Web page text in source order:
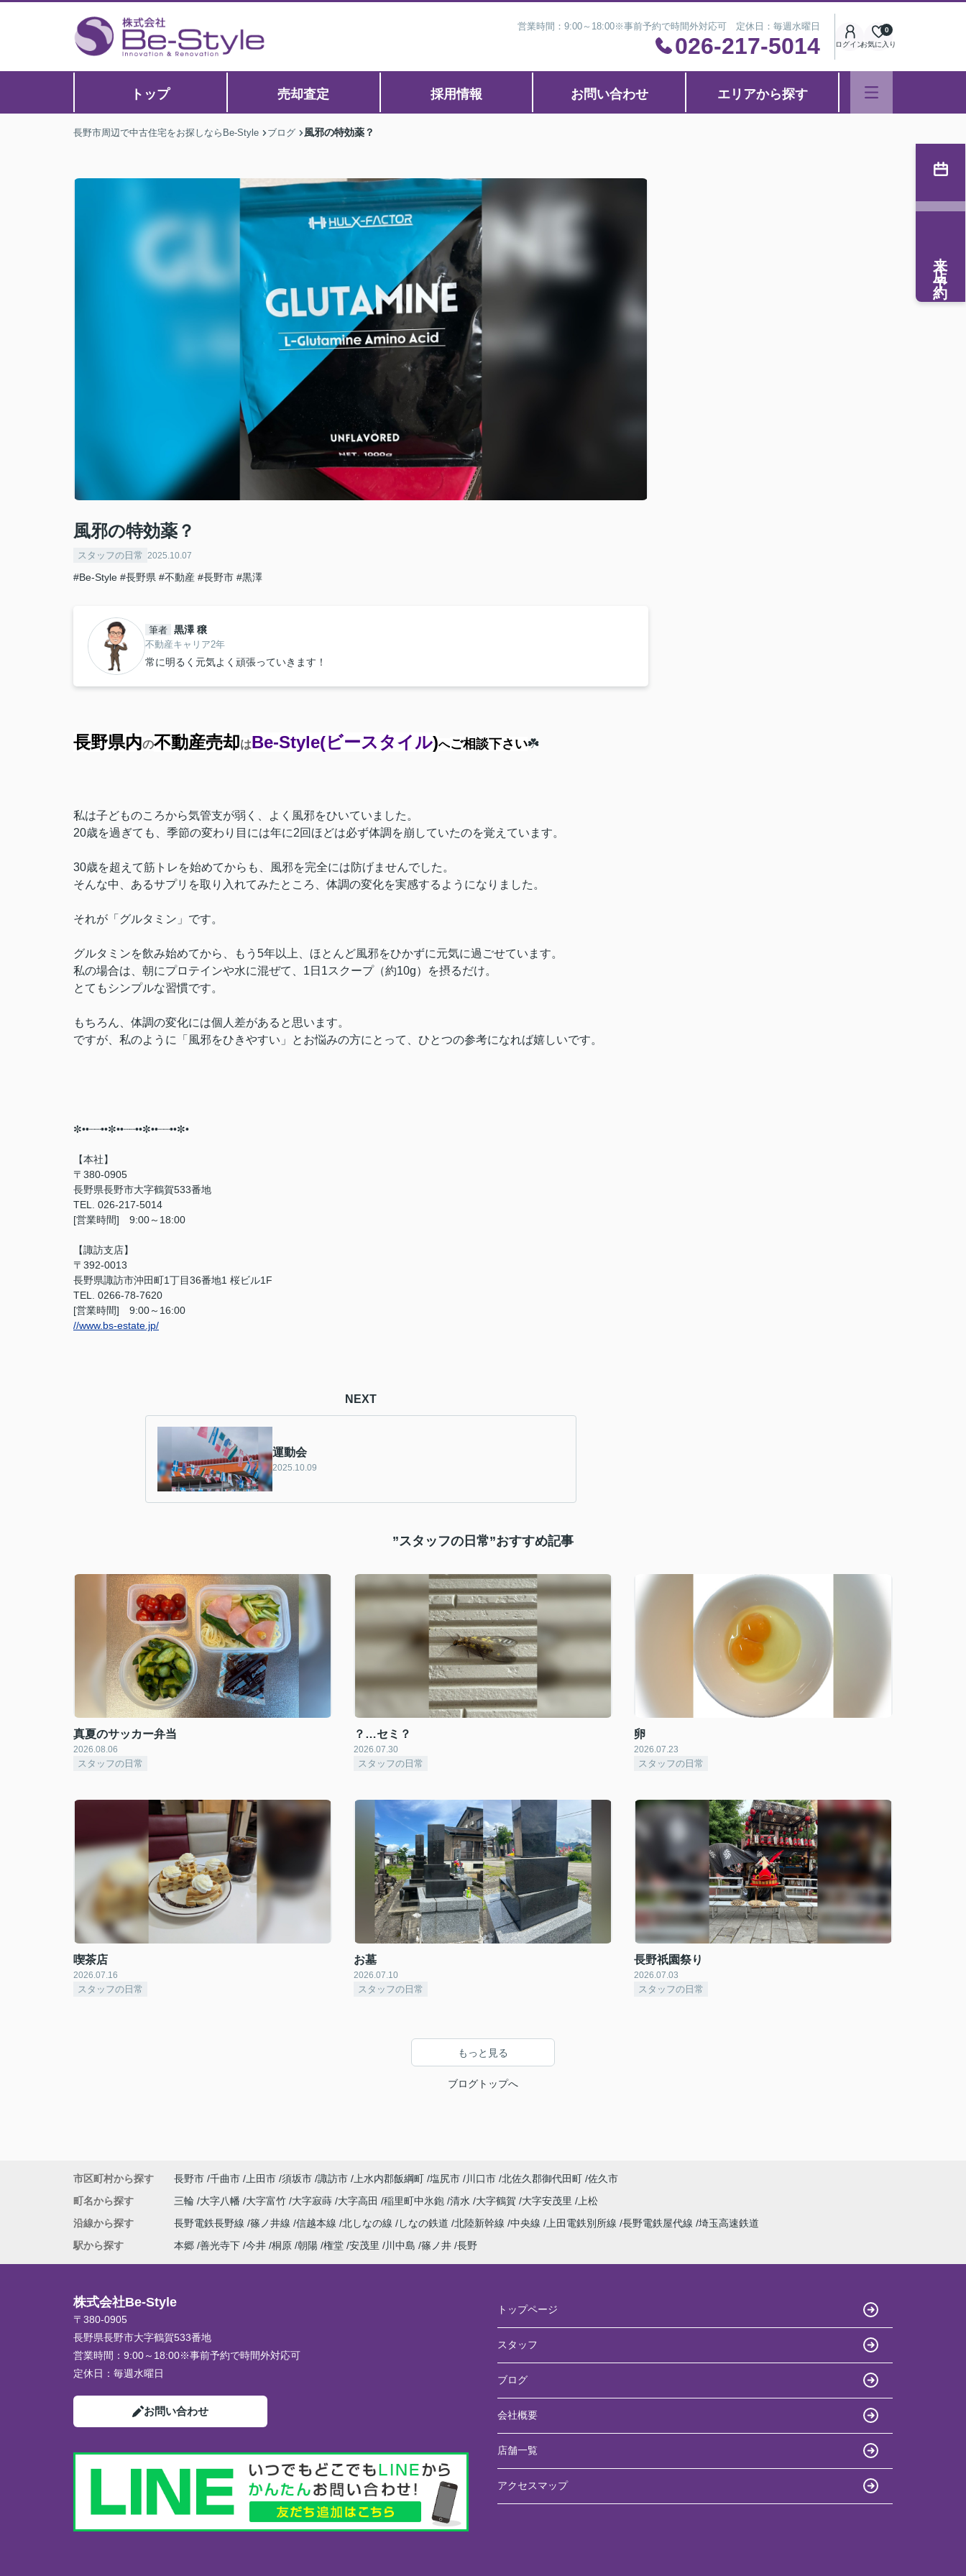
営業時間：9:00～18:00※事前予約で時間外対応可 定休日：毎週水曜日
026-217-5014 ログインお気に入り
0
トップ 売却査定 採用情報 お問い合わせ エリアから探す
長野市周辺で中古住宅をお探しならBe-Style ブログ 風邪の特効薬？
風邪の特効薬？
スタッフの日常 2025.10.07
#Be-Style #長野県 #不動産 #長野市 #黒澤
筆者 黒澤 穣
不動産キャリア2年
常に明るく元気よく頑張っていきます！
長野県内の不動産売却はBe-Style(ビースタイル)へご相談下さい☘️
私は子どものころから気管支が弱く、よく風邪をひいていました。
20歳を過ぎても、季節の変わり目には年に2回ほどは必ず体調を崩していたのを覚えています。
30歳を超えて筋トレを始めてからも、風邪を完全には防げませんでした。
そんな中、あるサプリを取り入れてみたところ、体調の変化を実感するようになりました。
それが「グルタミン」です。
グルタミンを飲み始めてから、もう5年以上、ほとんど風邪をひかずに元気に過ごせています。
私の場合は、朝にプロテインや水に混ぜて、1日1スクープ（約10g）を摂るだけ。
とてもシンプルな習慣です。
もちろん、体調の変化には個人差があると思います。
ですが、私のように「風邪をひきやすい」とお悩みの方にとって、ひとつの参考になれば嬉しいです。
✼••┈┈••✼••┈┈••✼••┈┈••✼•⠀
【本社】
〒380-0905
長野県長野市大字鶴賀533番地
TEL. 026-217-5014
[営業時間] 9:00～18:00
【諏訪支店】
〒392-0013
長野県諏訪市沖田町1丁目36番地1 桜ビル1F
TEL. 0266-78-7620
[営業時間] 9:00～16:00
//www.bs-estate.jp/
NEXT
運動会
2025.10.09
”スタッフの日常”おすすめ記事
真夏のサッカー弁当
2026.08.06
スタッフの日常
？…セミ？
2026.07.30
スタッフの日常
卵
2026.07.23
スタッフの日常
喫茶店
2026.07.16
スタッフの日常
お墓
2026.07.10
スタッフの日常
長野祇園祭り
2026.07.03
スタッフの日常
もっと見る
ブログトップへ
来店予約
市区町村から探す 長野市 千曲市 上田市 須坂市 諏訪市 上水内郡飯綱町 塩尻市 川口市 北佐久郡御代田町 佐久市
町名から探す
三輪 大字八幡 大字富竹 大字寂蒔 大字高田 稲里町中氷鉋 清水 大字鶴賀 大字安茂里
上松
沿線から探す
長野電鉄長野線 篠ノ井線 信越本線 北しなの線 しなの鉄道 北陸新幹線 中央線 上田電鉄別所線 長野電鉄屋代線 埼玉高速鉄道
駅から探す
本郷 善光寺下 今井 桐原 朝陽 権堂 安茂里 川中島 篠ノ井 長野
株式会社Be-Style
〒380-0905
長野県長野市大字鶴賀533番地
営業時間： 9:00～18:00※事前予約で時間外対応可
定休日： 毎週水曜日
お問い合わせ
トップページ
スタッフ
ブログ
会社概要
店舗一覧
アクセスマップ